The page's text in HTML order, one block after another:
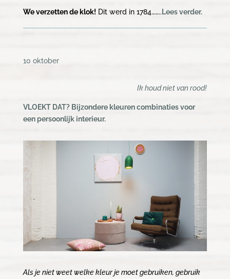
We verzetten de klok!Dit werd in 1784…….. Lees verder.
10 oktober
Ik houd niet van rood!
VLOEKT DAT? Bijzondere kleuren combinaties voor
een persoonlijk interieur.
Als je niet weet welke kleur je moet gebruiken, gebruik